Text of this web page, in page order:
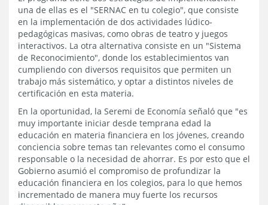
una de ellas es el "SERNAC en tu colegio", que consiste
en la implementación de dos actividades lúdico-
pedagógicas masivas, como obras de teatro y juegos
interactivos. La otra alternativa consiste en un "Sistema
de Reconocimiento", donde los establecimientos van
cumpliendo con diversos requisitos que permiten un
trabajo más sistemático, y optar a distintos niveles de
certificación en esta materia.
En la oportunidad, la Seremi de Economía señaló que "es
muy importante iniciar desde temprana edad la
educación en materia financiera en los jóvenes, creando
conciencia sobre temas tan relevantes como el consumo
responsable o la necesidad de ahorrar. Es por esto que el
Gobierno asumió el compromiso de profundizar la
educación financiera en los colegios, para lo que hemos
incrementado de manera muy fuerte los recursos